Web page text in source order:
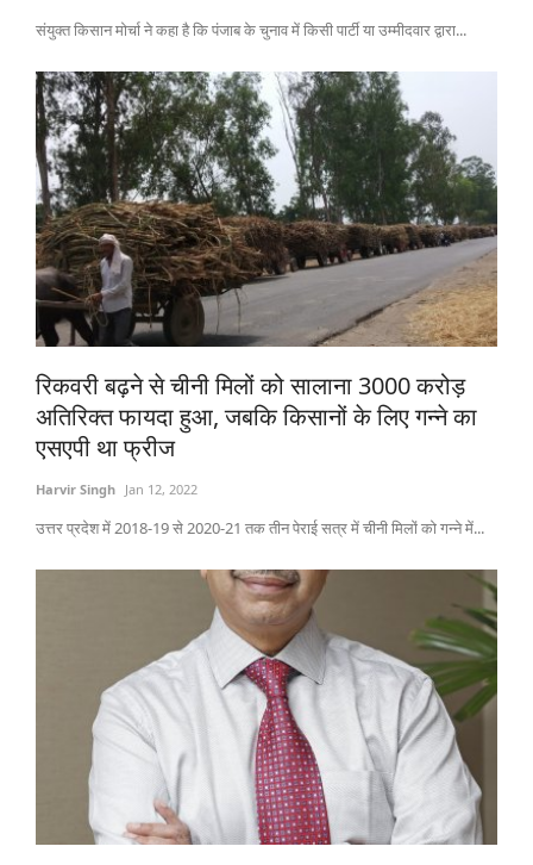
संयुक्त किसान मोर्चा ने कहा है कि पंजाब के चुनाव में किसी पार्टी या उम्मीदवार द्वारा...
रिकवरी बढ़ने से चीनी मिलों को सालाना 3000 करोड़
अतिरिक्त फायदा हुआ, जबकि किसानों के लिए गन्ने का
एसएपी था फ्रीज
Harvir Singh Jan 12, 2022
उत्तर प्रदेश में 2018-19 से 2020-21 तक तीन पेराई सत्र में चीनी मिलों को गन्ने में...